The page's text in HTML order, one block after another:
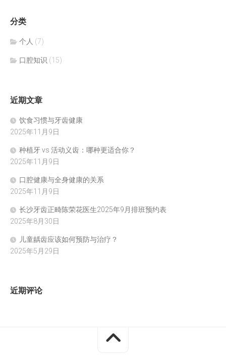
分类
个人 (7)
口腔知识 (15)
近期文章
饮食习惯与牙齿健康
2025年11月9日
种植牙 vs 活动义齿：哪种更适合你？
2025年11月9日
口腔健康与全身健康的关系
2025年11月9日
长沙牙齿正畸陈荣花医生2025年9月排班预约表
2025年8月30日
儿童龋齿应该如何预防与治疗？
2025年5月29日
近期评论